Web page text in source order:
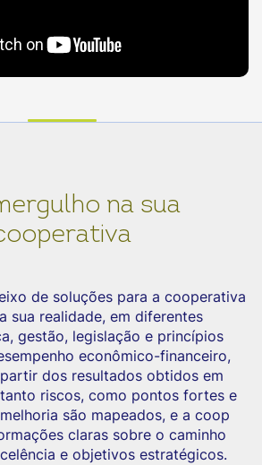
na sua
de soluções para a cooperativa
sua realidade, em diferentes
gestão, legislação e princípios
econômico-financeiro,
dos resultados obtidos em
riscos, como pontos fortes e
são mapeados, e a coop
claras sobre o caminho
e objetivos estratégicos.